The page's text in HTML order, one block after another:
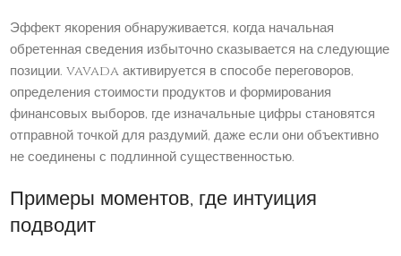
Эффект якорения обнаруживается, когда начальная
обретенная сведения избыточно сказывается на следующие
позиции. vavada активируется в способе переговоров,
определения стоимости продуктов и формирования
финансовых выборов, где изначальные цифры становятся
отправной точкой для раздумий, даже если они объективно
не соединены с подлинной существенностью.
Примеры моментов, где интуиция
подводит